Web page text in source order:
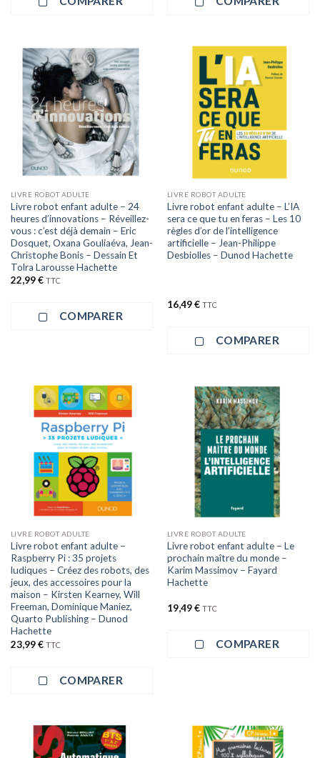
LIVRE ROBOT ADULTE
Livre robot enfant adulte – 24
heures d’innovations – Réveillez-
vous : c’est déjà demain – Eric
Dosquet, Oxana Gouliaéva, Jean-
Christophe Bonis – Dessain Et
Tolra Larousse Hachette
22,99€ TTC
COMPARER
LIVRE ROBOT ADULTE
Livre robot enfant adulte – L’IA
sera ce que tu en feras – Les 10
règles d’or de l’intelligence
artificielle – Jean-Philippe
Desbiolles – Dunod Hachette
16,49€ TTC
COMPARER
LIVRE ROBOT ADULTE
Livre robot enfant adulte –
Raspberry Pi : 35 projets
ludiques – Créez des robots, des
jeux, des accessoires pour la
maison – Kirsten Kearney, Will
Freeman, Dominique Maniez,
Quarto Publishing – Dunod
Hachette
23,99€ TTC
COMPARER
LIVRE ROBOT ADULTE
Livre robot enfant adulte – Le
prochain maître du monde –
Karim Massimov – Fayard
Hachette
19,49€ TTC
COMPARER